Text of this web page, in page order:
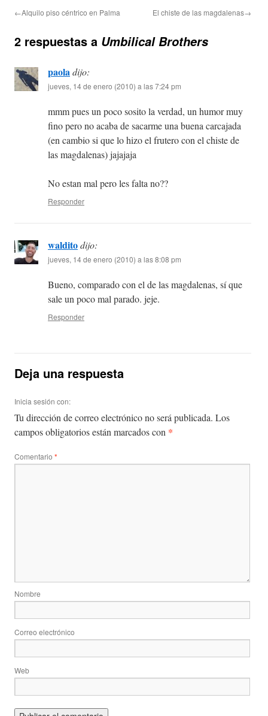
←Alquilo piso céntrico en Palma El chiste de las magdalenas→
2 respuestas a Umbilical Brothers
paoladijo:
jueves, 14 de enero (2010) a las 7:24 pm
mmm pues un poco sosito la verdad, un humor muy
fino pero no acaba de sacarme una buena carcajada
(en cambio si que lo hizo el frutero con el chiste de
las magdalenas) jajajaja
No estan mal pero les falta no??
Responder
walditodijo:
jueves, 14 de enero (2010) a las 8:08 pm
Bueno, comparado con el de las magdalenas, sí que
sale un poco mal parado. jeje.
Responder
Deja una respuesta
Inicia sesión con:
Tu dirección de correo electrónico no será publicada. Los
campos obligatorios están marcados con *
Comentario *
Nombre
Correo electrónico
Web